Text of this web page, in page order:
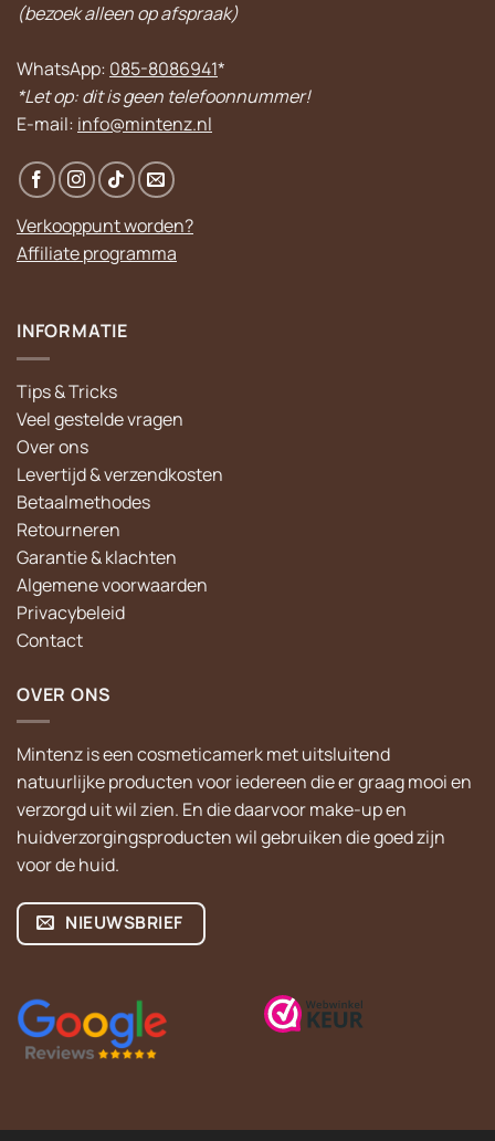
(bezoek alleen op afspraak)
WhatsApp: 085-8086941*
*Let op: dit is geen telefoonnummer!
E-mail: info@mintenz.nl
Verkooppunt worden?
Affiliate programma
INFORMATIE
Tips & Tricks
Veel gestelde vragen
Over ons
Levertijd & verzendkosten
Betaalmethodes
Retourneren
Garantie & klachten
Algemene voorwaarden
Privacybeleid
Contact
OVER ONS
Mintenz is een cosmeticamerk met uitsluitend
natuurlijke producten voor iedereen die er graag mooi en
verzorgd uit wil zien. En die daarvoor make-up en
huidverzorgingsproducten wil gebruiken die goed zijn
voor de huid.
NIEUWSBRIEF